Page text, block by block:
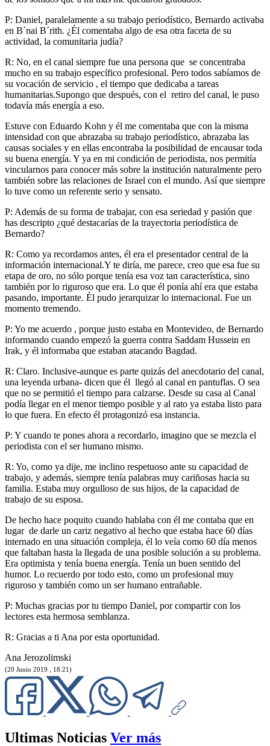
P: Daniel, paralelamente a su trabajo periodístico, Bernardo activaba
en B´nai B´rith. ¿Él comentaba algo de esa otra faceta de su
actividad, la comunitaria judía?
R: No, en el canal siempre fue una persona que se concentraba
mucho en su trabajo específico profesional. Pero todos sabíamos de
su vocación de servicio , el tiempo que dedicaba a tareas
humanitarias.Supongo que después, con el retiro del canal, le puso
todavía más energía a eso.
Estuve con Eduardo Kohn y él me comentaba que con la misma
intensidad con que abrazaba su trabajo periodístico, abrazaba las
causas sociales y en ellas encontraba la posibilidad de encausar toda
su buena energía. Y ya en mi condición de periodista, nos permitía
vincularnos para conocer más sobre la institución naturalmente pero
también sobre las relaciones de Israel con el mundo. Así que siempre
lo tuve como un referente serio y sensato.
P: Además de su forma de trabajar, con esa seriedad y pasión que
has descripto ¿qué destacarías de la trayectoria periodística de
Bernardo?
R: Como ya recordamos antes, él era el presentador central de la
información internacional.Y te diría, me parece, creo que esa fue su
etapa de oro, no sólo porque tenía esa voz tan característica, sino
también por lo riguroso que era. Lo que él ponía ahí era que estaba
pasando, importante. Él pudo jerarquizar lo internacional. Fue un
momento tremendo.
P: Yo me acuerdo , porque justo estaba en Montevideo, de Bernardo
informando cuando empezó la guerra contra Saddam Hussein en
Irak, y él informaba que estaban atacando Bagdad.
R: Claro. Inclusive-aunque es parte quizás del anecdotario del canal,
una leyenda urbana- dicen que él llegó al canal en pantuflas. O sea
que no se permitió el tiempo para calzarse. Desde su casa al Canal
podía llegar en el menor tiempo posible y al rato ya estaba listo para
lo que fuera. En efecto él protagonizó esa instancia.
P: Y cuando te pones ahora a recordarlo, imagino que se mezcla el
periodista con el ser humano mismo.
R: Yo, como ya dije, me inclino respetuoso ante su capacidad de
trabajo, y además, siempre tenía palabras muy cariñosas hacia su
familia. Estaba muy orgulloso de sus hijos, de la capacidad de
trabajo de su esposa.
De hecho hace poquito cuando hablaba con él me contaba que en
lugar de darle un cariz negativo al hecho que estaba hace 60 días
internado en una situación compleja, él lo veía como 60 día menos
que faltaban hasta la llegada de una posible solución a su problema.
Era optimista y tenía buena energía. Tenía un buen sentido del
humor. Lo recuerdo por todo esto, como un profesional muy
riguroso y también como un ser humano entrañable.
P: Muchas gracias por tu tiempo Daniel, por compartir con los
lectores esta hermosa semblanza.
R: Gracias a ti Ana por esta oportunidad.
Ana Jerozolimski
(20 Junio 2019 , 18:21)
Ultimas Noticias Ver más